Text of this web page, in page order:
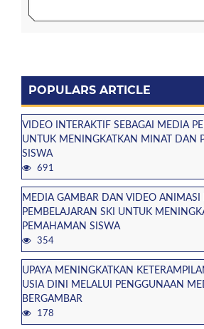
POPULARS ARTICLE
VIDEO INTERAKTIF SEBAGAI MEDIA
UNTUK MENINGKATKAN MINAT DAN
SISWA
691
MEDIA GAMBAR DAN VIDEO ANIMASI
PEMBELAJARAN SKI UNTUK
PEMAHAMAN SISWA
354
UPAYA MENINGKATKAN
USIA DINI MELALUI PENGGUNAAN
BERGAMBAR
178